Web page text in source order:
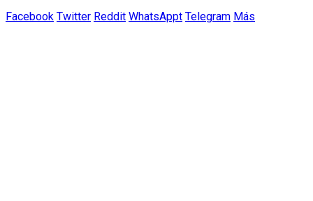
Facebook Twitter Reddit WhatsAppt Telegram Más